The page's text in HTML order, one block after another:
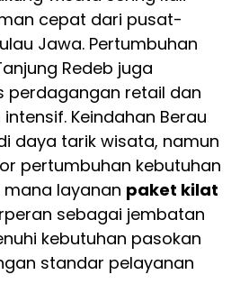
cepat dari pusat-
Jawa. Pertumbuhan
Redeb juga
perdagangan retail dan
Keindahan Berau
daya tarik wisata, namun
pertumbuhan kebutuhan
mana layanan paket kilat
sebagai jembatan
kebutuhan pasokan
standar pelayanan